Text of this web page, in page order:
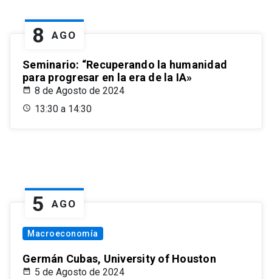
8 AGO
Seminario: “Recuperando la humanidad
para progresar en la era de la IA»
8 de Agosto de 2024
13:30 a 14:30
5 AGO
Macroeconomía
Germán Cubas, University of Houston
5 de Agosto de 2024